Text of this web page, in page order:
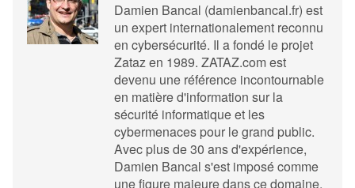
Damien Bancal (damienbancal.fr) est
un expert internationalement reconnu
en cybersécurité. Il a fondé le projet
Zataz en 1989. ZATAZ.com est
devenu une référence incontournable
en matière d'information sur la
sécurité informatique et les
cybermenaces pour le grand public.
Avec plus de 30 ans d'expérience,
Damien Bancal s'est imposé comme
une figure majeure dans ce domaine,